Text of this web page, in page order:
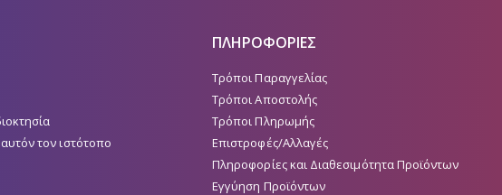
τον ιστότοπο
ΠΛΗΡΟΦΟΡΙΕΣ
Τρόποι Παραγγελίας
Τρόποι Αποστολής
Τρόποι Πληρωμής
Επιστροφές/Αλλαγές
Πληροφορίες και Διαθεσιμότητα Προϊόντων
Εγγύηση Προϊόντων